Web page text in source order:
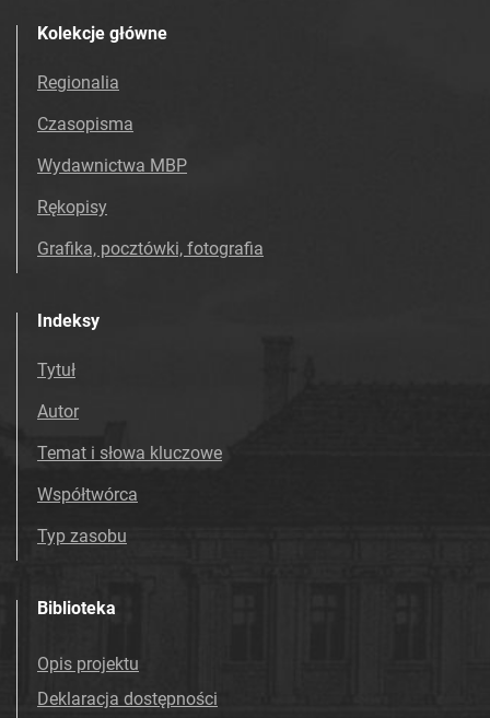
Kolekcje główne
Regionalia
Czasopisma
Wydawnictwa MBP
Rękopisy
Grafika, pocztówki, fotografia
Indeksy
Tytuł
Autor
Temat i słowa kluczowe
Współtwórca
Typ zasobu
Biblioteka
Opis projektu
Deklaracja dostępności